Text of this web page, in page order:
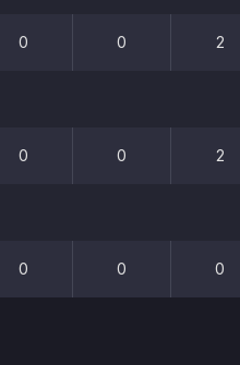
0 0 2
0 0 2
0 0 0